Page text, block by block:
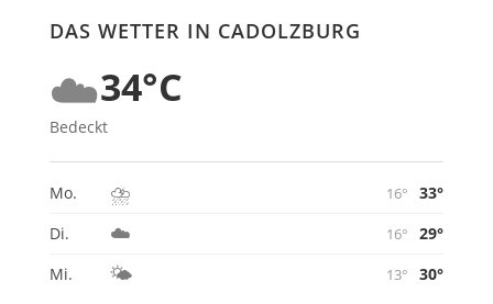
DAS WETTER IN CADOLZBURG
☁️34°C
Bedeckt
Mo. ⛈️ 16°
33°
Di.
☁️ 16°
29°
Mi.
🌤️ 13° 30°